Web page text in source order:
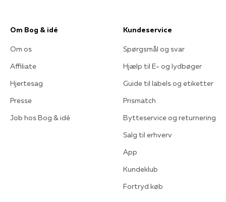
Om Bog & idé
Om os
Affiliate
Hjertesag
Presse
Job hos Bog & idé
Kundeservice
Spørgsmål og svar
Hjælp til E- og lydbøger
Guide til labels og etiketter
Prismatch
Bytteservice og returnering
Salg til erhverv
App
Kundeklub
Fortryd køb